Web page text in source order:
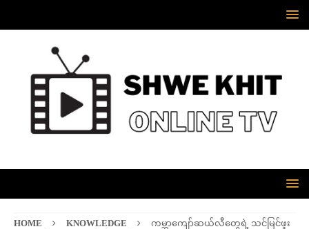
HOME KNOWLEDGE
ကမ္ဘာကျော်ဆယ်လီတွေရဲ့ သင်မြင်ဖူး